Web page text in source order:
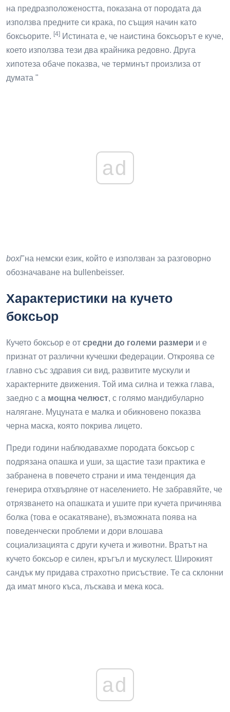
на предразположеността, показана от породата да
използва предните си крака, по същия начин като
боксьорите. [4] Истината е, че наистина боксьорът е куче,
което използва тези два крайника редовно. Друга
хипотеза обаче показва, че терминът произлиза от
думата "
ad
boxl"на немски език, който е използван за разговорно
обозначаване на bullenbeisser.
Характеристики на кучето
боксьор
Кучето боксьор е от средни до големи размери и е
признат от различни кучешки федерации. Откроява се
главно със здравия си вид, развитите мускули и
характерните движения. Той има силна и тежка глава,
заедно с а мощна челюст, с голямо мандибуларно
налягане. Муцуната е малка и обикновено показва
черна маска, която покрива лицето.
Преди години наблюдавахме породата боксьор с
подрязана опашка и уши, за щастие тази практика е
забранена в повечето страни и има тенденция да
генерира отхвърляне от населението. Не забравяйте, че
отрязването на опашката и ушите при кучета причинява
болка (това е осакатяване), възможната поява на
поведенчески проблеми и дори влошава
социализацията с други кучета и животни. Вратът на
кучето боксьор е силен, кръгъл и мускулест. Широкият
сандък му придава страхотно присъствие. Те са склонни
да имат много къса, лъскава и мека коса.
ad